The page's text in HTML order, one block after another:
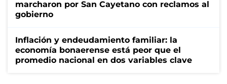
marcharon por San Cayetano con reclamos al
gobierno
Inflación y endeudamiento familiar: la
economía bonaerense está peor que el
promedio nacional en dos variables clave